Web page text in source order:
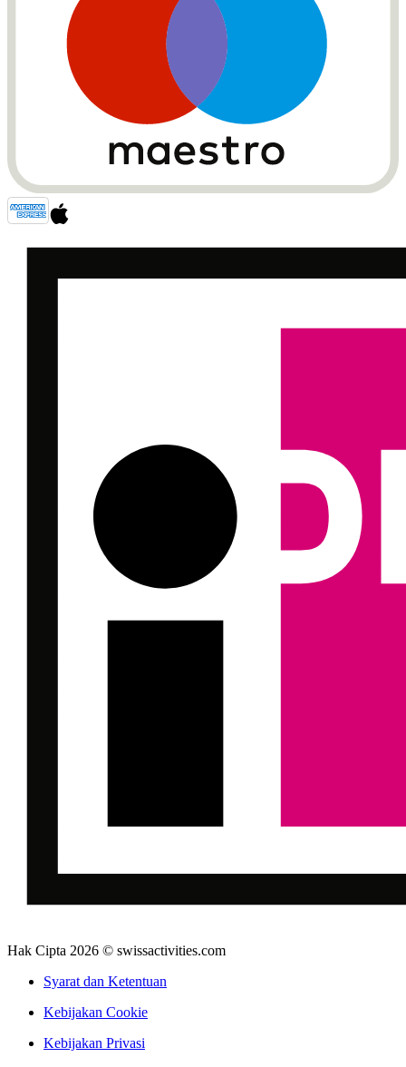
Hak Cipta 2026 © swissactivities.com
Syarat dan Ketentuan
Kebijakan Cookie
Kebijakan Privasi